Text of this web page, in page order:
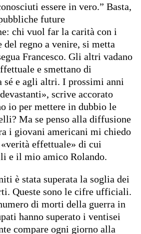
essere in vero.” Basta,
future
chi vuol far la carità con i
del regno a venire, si metta
Francesco. Gli altri vadano
e smettano di
sé e agli altri. I prossimi anni
scrive accorato
io per mettere in dubbio le
Ma se penso alla diffusione
i giovani americani mi chiedo
effettuale» di cui
e il mio amico Rolando.
è stata superata la soglia dei
Queste sono le cifre ufficiali.
di morti della guerra in
hanno superato i ventisei
compare ogni giorno alla